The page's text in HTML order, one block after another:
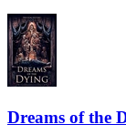
Dreams of the